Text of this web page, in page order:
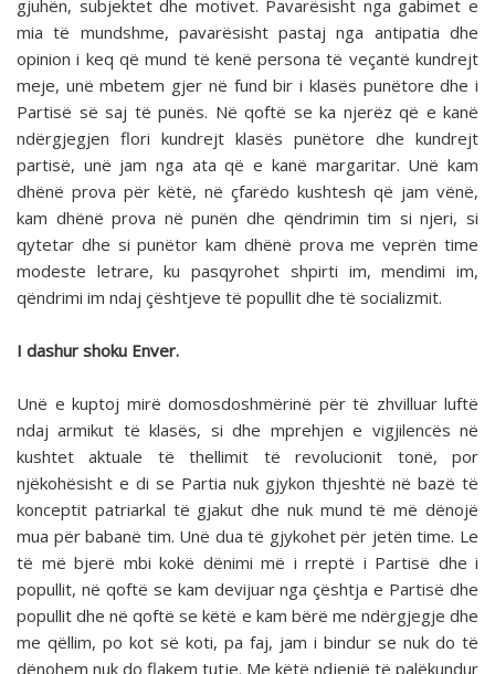
gjuhën, subjektet dhe motivet. Pavarësisht nga gabimet e
mia të mundshme, pavarësisht pastaj nga antipatia dhe
opinion i keq që mund të kenë persona të veçantë kundrejt
meje, unë mbetem gjer në fund bir i klasës punëtore dhe i
Partisë së saj të punës. Në qoftë se ka njerëz që e kanë
ndërgjegjen flori kundrejt klasës punëtore dhe kundrejt
partisë, unë jam nga ata që e kanë margaritar. Unë kam
dhënë prova për këtë, në çfarëdo kushtesh që jam vënë,
kam dhënë prova në punën dhe qëndrimin tim si njeri, si
qytetar dhe si punëtor kam dhënë prova me veprën time
modeste letrare, ku pasqyrohet shpirti im, mendimi im,
qëndrimi im ndaj çështjeve të popullit dhe të socializmit.
I dashur shoku Enver.
Unë e kuptoj mirë domosdoshmërinë për të zhvilluar luftë
ndaj armikut të klasës, si dhe mprehjen e vigjilencës në
kushtet aktuale të thellimit të revolucionit tonë, por
njëkohësisht e di se Partia nuk gjykon thjeshtë në bazë të
konceptit patriarkal të gjakut dhe nuk mund të më dënojë
mua për babanë tim. Unë dua të gjykohet për jetën time. Le
të më bjerë mbi kokë dënimi më i rreptë i Partisë dhe i
popullit, në qoftë se kam devijuar nga çështja e Partisë dhe
popullit dhe në qoftë se këtë e kam bërë me ndërgjegje dhe
me qëllim, po kot së koti, pa faj, jam i bindur se nuk do të
dënohem nuk do flakem tutje. Me këtë ndjenjë të palëkundur